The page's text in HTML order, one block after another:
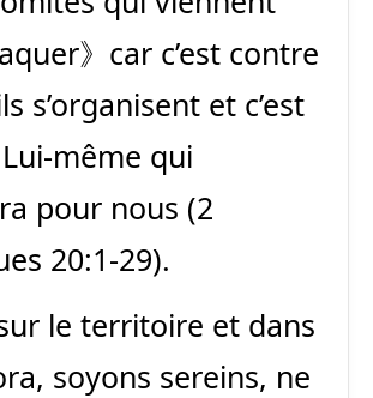
》car c’est contre
s’organisent et c’est
même qui
pour nous (2
20:1-29).
le territoire et dans
soyons sereins, ne